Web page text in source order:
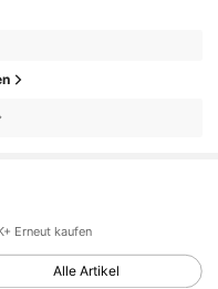
Erneut kaufen
Alle Artikel